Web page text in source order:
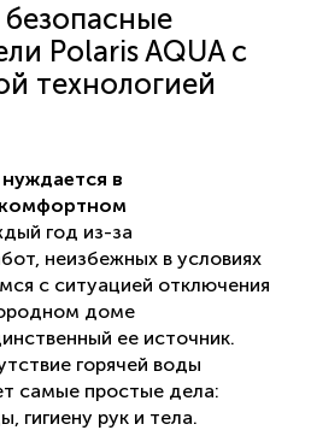
Polaris AQUA с
технологией
нуждается в
комфортном
год из-за
неизбежных в условиях
с ситуацией отключения
доме
ее источник.
горячей воды
самые простые дела:
гигиену рук и тела.